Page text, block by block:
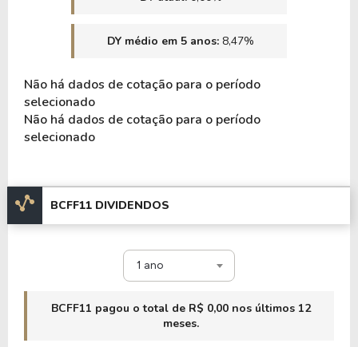
DY médio em 5 anos: 8,47%
Não há dados de cotação para o período
selecionado
Não há dados de cotação para o período
selecionado
BCFF11 DIVIDENDOS
1 ano
BCFF11 pagou o total de R$ 0,00 nos últimos 12
meses.